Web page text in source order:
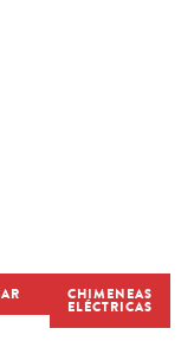
CHIMENEAS
ELÉCTRICAS